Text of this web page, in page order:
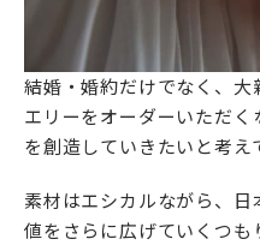
結婚・婚約だけでなく、大
エリーをオーダーいただ
を創造していきたいと考え
素材はエシカルながら、
値をさらに広げていくつも